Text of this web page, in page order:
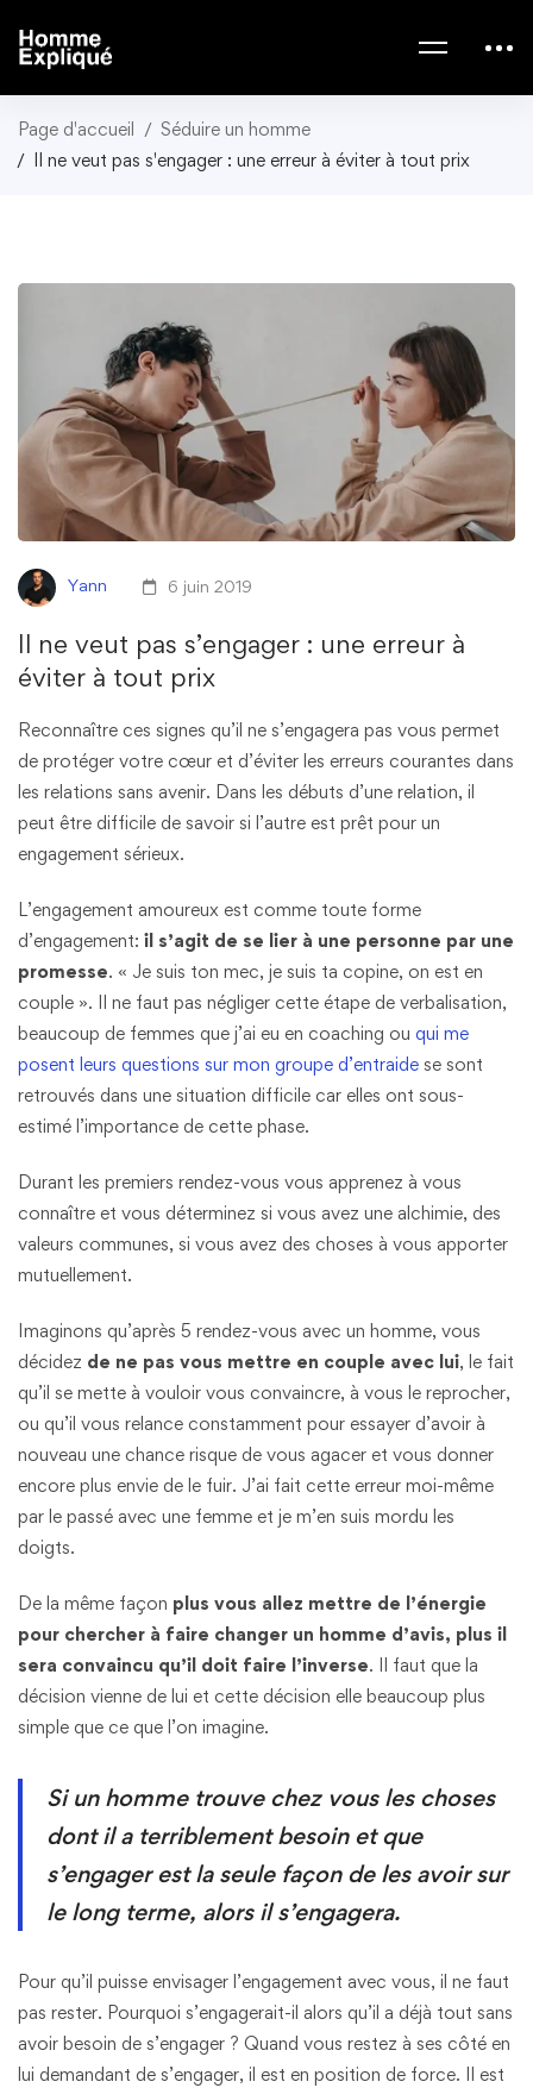
Page d'accueil
Séduire un homme
Il ne veut pas s'engager : une erreur à éviter à tout prix
Yann 6 juin 2019
Il ne veut pas s’engager : une erreur à
éviter à tout prix
Reconnaître ces signes qu’il ne s’engagera pas vous permet
de protéger votre cœur et d’éviter les erreurs courantes dans
les relations sans avenir. Dans les débuts d’une relation, il
peut être difficile de savoir si l’autre est prêt pour un
engagement sérieux.
L’engagement amoureux est comme toute forme
d’engagement: il s’agit de se lier à une personne par une
promesse. « Je suis ton mec, je suis ta copine, on est en
couple ». Il ne faut pas négliger cette étape de verbalisation,
beaucoup de femmes que j’ai eu en coaching ou qui me
posent leurs questions sur mon groupe d’entraide se sont
retrouvés dans une situation difficile car elles ont sous-
estimé l’importance de cette phase.
Durant les premiers rendez-vous vous apprenez à vous
connaître et vous déterminez si vous avez une alchimie, des
valeurs communes, si vous avez des choses à vous apporter
mutuellement.
Imaginons qu’après 5 rendez-vous avec un homme, vous
décidez de ne pas vous mettre en couple avec lui, le fait
qu’il se mette à vouloir vous convaincre, à vous le reprocher,
ou qu’il vous relance constamment pour essayer d’avoir à
nouveau une chance risque de vous agacer et vous donner
encore plus envie de le fuir. J’ai fait cette erreur moi-même
par le passé avec une femme et je m’en suis mordu les
doigts.
De la même façon plus vous allez mettre de l’énergie
pour chercher à faire changer un homme d’avis, plus il
sera convaincu qu’il doit faire l’inverse. Il faut que la
décision vienne de lui et cette décision elle beaucoup plus
simple que ce que l’on imagine.
Si un homme trouve chez vous les choses
dont il a terriblement besoin et que
s’engager est la seule façon de les avoir sur
le long terme, alors il s’engagera.
Pour qu’il puisse envisager l’engagement avec vous, il ne faut
pas rester. Pourquoi s’engagerait-il alors qu’il a déjà tout sans
avoir besoin de s’engager ? Quand vous restez à ses côté en
lui demandant de s’engager, il est en position de force. Il est